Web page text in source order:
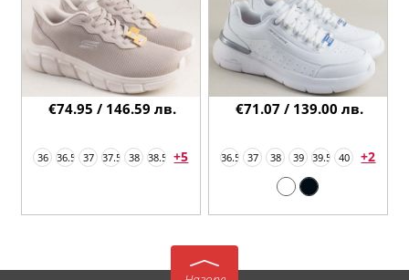
36 36.5 37 37.5 38 38.5 +5
€74.95 / 146.59 лв.
36.5 37 38 39 39.5 40 +2
€71.07 / 139.00 лв.